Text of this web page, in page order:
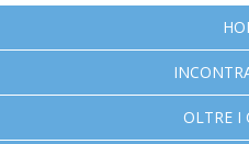
OLTRE I